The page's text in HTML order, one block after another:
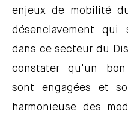
enjeux de mobilité
désenclavement
dans ce secteur du
constater qu'un bon
sont engagées et
harmonieuse des